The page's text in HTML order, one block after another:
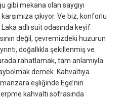
gibi mekana olan saygıyı
çıkıyor. Ve biz, konforlu
adlı suit odasında keyif
değil, çevremizdeki huzurun
doğallıkla şekillenmiş ve
rahatlamak, tam anlamıyla
demek. Kahvaltıya
eşliğinde Ege’nin
kahvaltı sofrasında